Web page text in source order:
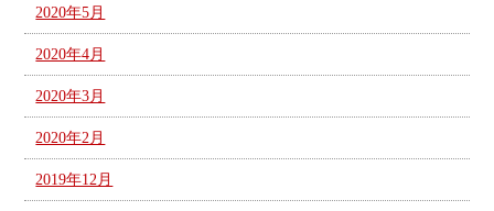
2020年5月
2020年4月
2020年3月
2020年2月
2019年12月